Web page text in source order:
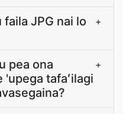
faila JPG nai lo
+
pea ona
'upega tafaʻilagi
+